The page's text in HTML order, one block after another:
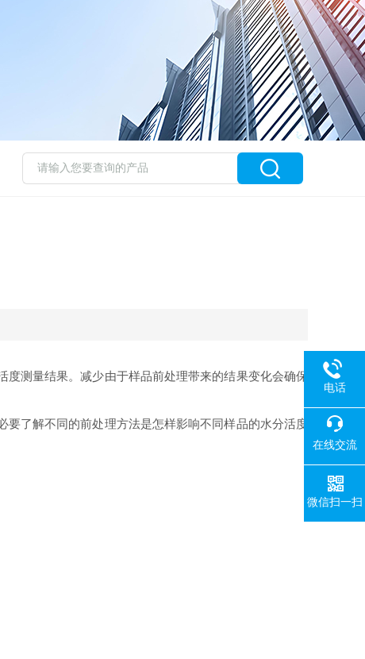
测量结果。减少由于样品前处理带来的结果变化会确保
了解不同的前处理方法是怎样影响不同样品的水分活度
电话
在线交流
微信扫一扫